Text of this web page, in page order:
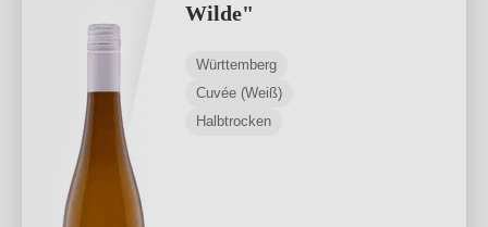
Wilde"
Württemberg
Cuvée (Weiß)
Halbtrocken